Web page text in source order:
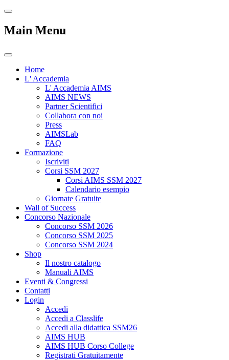
Main Menu
Home
L' Accademia
L' Accademia AIMS
AIMS NEWS
Partner Scientifici
Collabora con noi
Press
AIMSLab
FAQ
Formazione
Iscriviti
Corsi SSM 2027
Corsi AIMS SSM 2027
Calendario esempio
Giornate Gratuite
Wall of Success
Concorso Nazionale
Concorso SSM 2026
Concorso SSM 2025
Concorso SSM 2024
Shop
Il nostro catalogo
Manuali AIMS
Eventi & Congressi
Contatti
Login
Accedi
Accedi a Classlife
Accedi alla didattica SSM26
AIMS HUB
AIMS HUB Corso College
Registrati Gratuitamente